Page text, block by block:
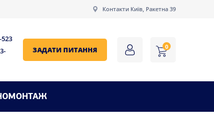
Контакти Київ, Ракетна 39
523
ЗАДАТИ ПИТАННЯ 0